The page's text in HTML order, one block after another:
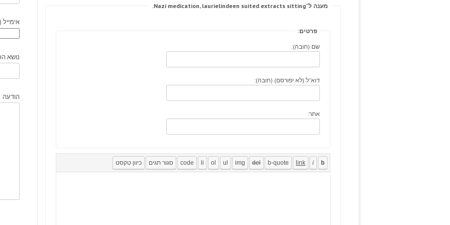
מענה ל־Nazi medication, laurielindeen suited extracts sitting.
פרטים:
שם (חובה):
דוא"ל (לא יפורסם) (חובה):
אתר:
נושא
הודעה